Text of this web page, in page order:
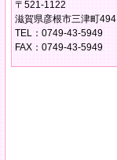
〒521-1122
滋賀県彦根市三津町494
TEL：0749-43-5949
FAX：0749-43-5949